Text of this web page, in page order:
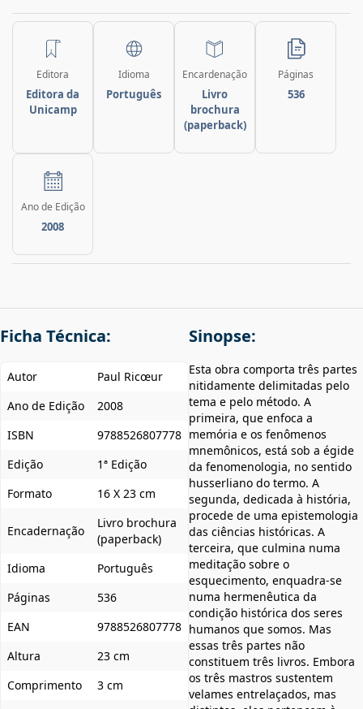
Editora
Editora da
Unicamp
Idioma
Português
Encardenação
Livro
brochura
(paperback)
Páginas
536
Ano de Edição
2008
Ficha Técnica:
Autor
Paul Ricœur
Ano de Edição
2008
ISBN
9788526807778
Edição
1ª Edição
Formato
16 X 23 cm
Encadernação
Livro brochura
(paperback)
Idioma
Português
Páginas
536
EAN
9788526807778
Altura
23 cm
Comprimento
3 cm
Sinopse:
Esta obra comporta três partes
nitidamente delimitadas pelo
tema e pelo método. A
primeira, que enfoca a
memória e os fenômenos
mnemônicos, está sob a égide
da fenomenologia, no sentido
husserliano do termo. A
segunda, dedicada à história,
procede de uma epistemologia
das ciências históricas. A
terceira, que culmina numa
meditação sobre o
esquecimento, enquadra-se
numa hermenêutica da
condição histórica dos seres
humanos que somos. Mas
essas três partes não
constituem três livros. Embora
os três mastros sustentem
velames entrelaçados, mas